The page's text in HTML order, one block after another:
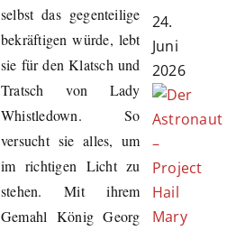
selbst das gegenteilige
bekräftigen würde, lebt
sie für den Klatsch und
Tratsch von Lady
Whistledown. So
versucht sie alles, um
im richtigen Licht zu
stehen. Mit ihrem
Gemahl König Georg
24.
Juni
2026